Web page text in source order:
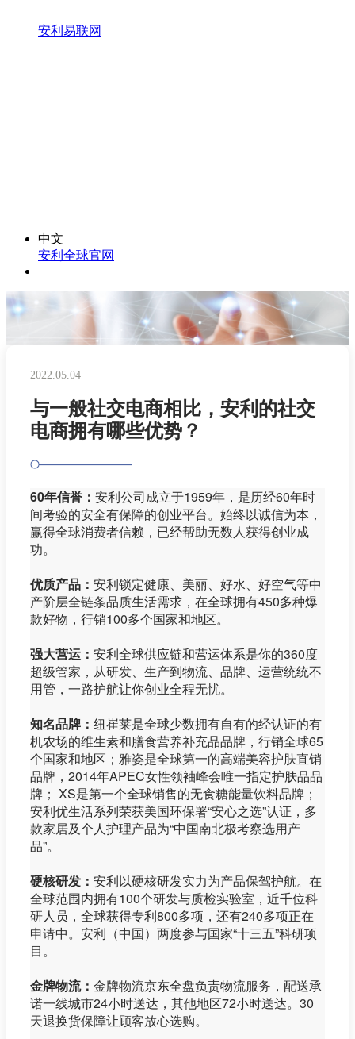
安利易联网
中文
安利全球官网
2022.05.04
与一般社交电商相比，安利的社交
电商拥有哪些优势？
60年信誉： 安利公司成立于1959年，是历经60年时
间考验的安全有保障的创业平台。始终以诚信为本，
赢得全球消费者信赖，已经帮助无数人获得创业成
功。
优质产品： 安利锁定健康、美丽、好水、好空气等中
产阶层全链条品质生活需求，在全球拥有450多种爆
款好物，行销100多个国家和地区。
强大营运： 安利全球供应链和营运体系是你的360度
超级管家，从研发、生产到物流、品牌、运营统统不
用管，一路护航让你创业全程无忧。
知名品牌： 纽崔莱是全球少数拥有自有的经认证的有
机农场的维生素和膳食营养补充品品牌，行销全球65
个国家和地区；雅姿是全球第一的高端美容护肤直销
品牌，2014年APEC女性领袖峰会唯一指定护肤品品
牌； XS是第一个全球销售的无食糖能量饮料品牌；
安利优生活系列荣获美国环保署“安心之选”认证，多
款家居及个人护理产品为“中国南北极考察选用产
品”。
硬核研发： 安利以硬核研发实力为产品保驾护航。在
全球范围内拥有100个研发与质检实验室，近千位科
研人员，全球获得专利800多项，还有240多项正在
申请中。安利（中国）两度参与国家“十三五”科研项
目。
金牌物流： 金牌物流京东全盘负责物流服务，配送承
诺一线城市24小时送达，其他地区72小时送达。30
天退换货保障让顾客放心选购。